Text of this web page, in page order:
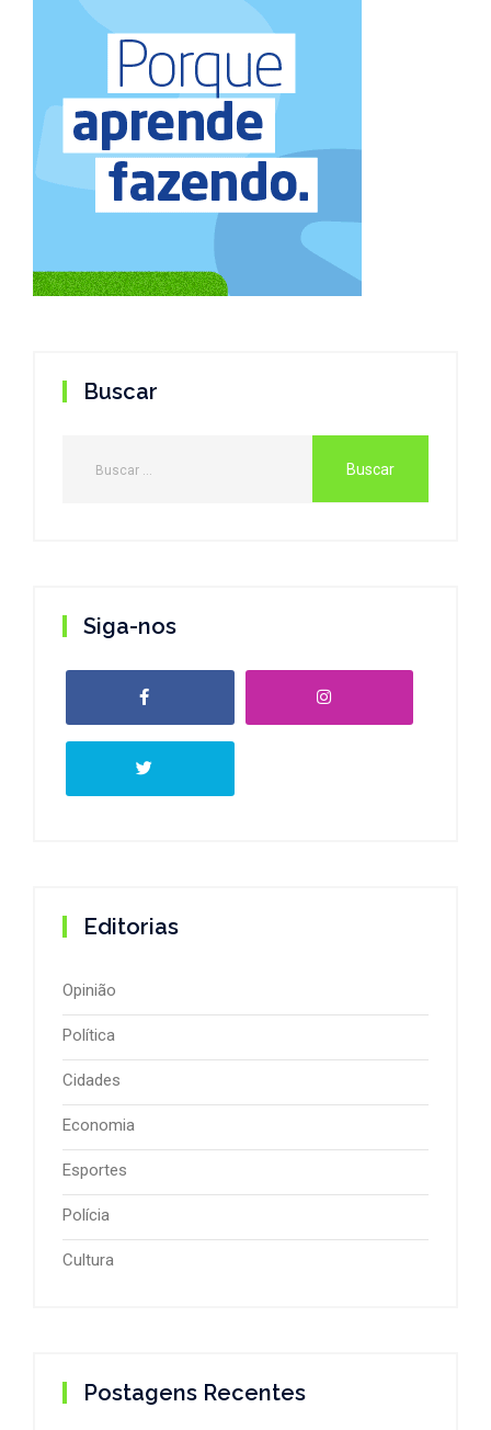
Buscar
Siga-nos
Editorias
Opinião
Política
Cidades
Economia
Esportes
Polícia
Cultura
Postagens Recentes